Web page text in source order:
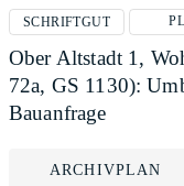
SCHRIFTGUT
Ober Altstadt 1,
72a, GS 1130):
Bauanfrage
ARCHIVPLAN